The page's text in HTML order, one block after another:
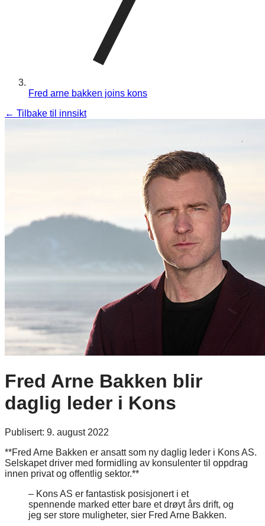
Fred arne bakken joins kons
← Tilbake til innsikt
Fred Arne Bakken blir
daglig leder i Kons
Publisert: 9. august 2022
**Fred Arne Bakken er ansatt som ny daglig leder i Kons AS.
Selskapet driver med formidling av konsulenter til oppdrag
innen privat og offentlig sektor.**
– Kons AS er fantastisk posisjonert i et
spennende marked etter bare et drøyt års drift, og
jeg ser store muligheter, sier Fred Arne Bakken.